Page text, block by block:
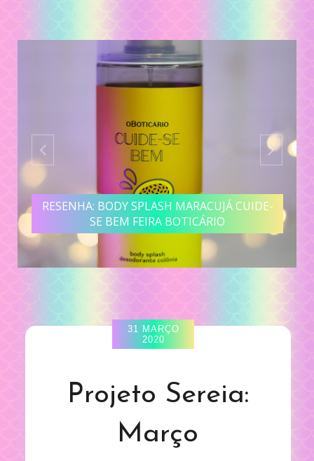
RESENHA: BODY SPLASH MARACUJÁ CUIDE-
SE BEM FEIRA BOTICÁRIO
31 MARÇO
2020
Projeto Sereia:
Março